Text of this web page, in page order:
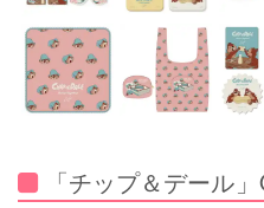
「チップ＆デール